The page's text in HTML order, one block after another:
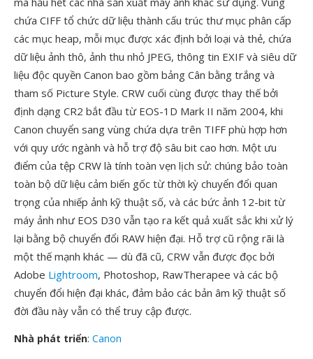
chứa CIFF tổ chức dữ liệu thành cấu trúc thư mục phân cấp
các mục heap, mỗi mục được xác định bởi loại và thẻ, chứa
dữ liệu ảnh thô, ảnh thu nhỏ JPEG, thông tin EXIF và siêu dữ
liệu độc quyền Canon bao gồm bảng Cân bằng trắng và
tham số Picture Style. CRW cuối cùng được thay thế bởi
định dạng CR2 bắt đầu từ EOS-1D Mark II năm 2004, khi
Canon chuyển sang vùng chứa dựa trên TIFF phù hợp hơn
với quy ước ngành và hỗ trợ độ sâu bit cao hơn. Một ưu
điểm của tệp CRW là tính toàn vẹn lịch sử: chúng bảo toàn
toàn bộ dữ liệu cảm biến gốc từ thời kỳ chuyển đổi quan
trọng của nhiếp ảnh kỹ thuật số, và các bức ảnh 12-bit từ
máy ảnh như EOS D30 vẫn tạo ra kết quả xuất sắc khi xử lý
lại bằng bộ chuyển đổi RAW hiện đại. Hỗ trợ cũ rộng rãi là
một thế mạnh khác — dù đã cũ, CRW vẫn được đọc bởi
Adobe Lightroom, Photoshop, RawTherapee và các bộ
chuyển đổi hiện đại khác, đảm bảo các bản âm kỹ thuật số
đời đầu này vẫn có thể truy cập được.
Nhà phát triển: Canon